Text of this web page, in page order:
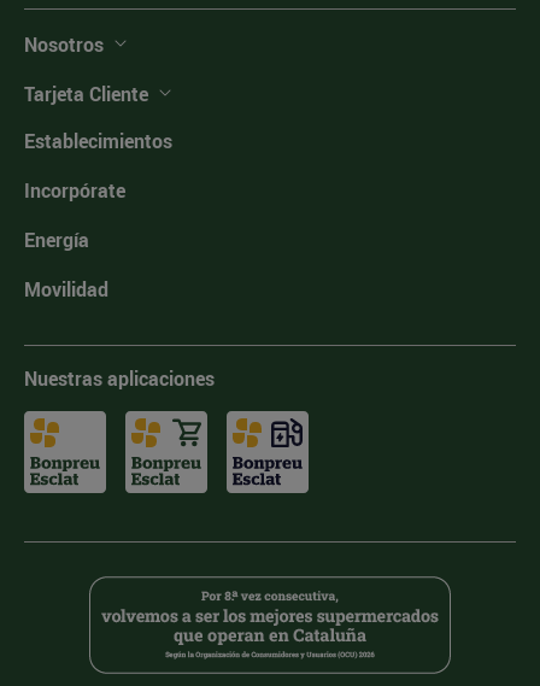
Nosotros
Tarjeta Cliente
Establecimientos
Incorpórate
Energía
Movilidad
Nuestras aplicaciones